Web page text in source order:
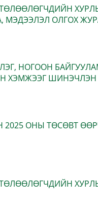
МЭДЭЭЛЭЛ ОЛГОХ
НОГООН
ХЭМЖЭЭГ ШИНЭЧЛЭН
2025 ОНЫ ТӨСӨВТ